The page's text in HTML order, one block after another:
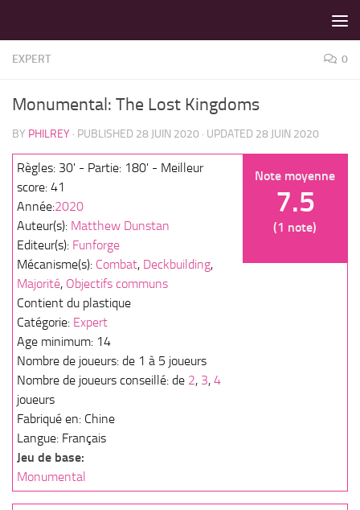
EXPERT 0
Monumental: The Lost Kingdoms
BY PHILREY · PUBLISHED 28 JUIN 2020 · UPDATED 28 JUIN 2020
Note moyenne
7.5
(1 note)
Règles: 30' - Partie: 180' - Meilleur
score: 41
Année:2020
Auteur(s): Matthew Dunstan
Editeur(s): Funforge
Mécanisme(s): Combat, Deckbuilding,
Majorité, Objectifs communs
Contient du plastique
Catégorie: Expert
Age minimum: 14
Nombre de joueurs: de 1 à 5 joueurs
Nombre de joueurs conseillé: de 2, 3, 4
joueurs
Fabriqué en: Chine
Langue: Français
Jeu de base:
Monumental